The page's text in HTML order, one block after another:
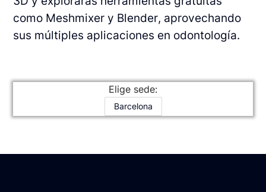
como Meshmixer y Blender, aprovechando
sus múltiples aplicaciones en odontología.
Elige sede:
Barcelona